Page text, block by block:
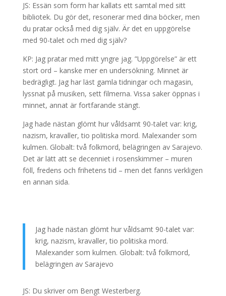
JS: Essän som form har kallats ett samtal med sitt
bibliotek. Du gör det, resonerar med dina böcker, men
du pratar också med dig själv. Är det en uppgörelse
med 90-talet och med dig själv?
KP: Jag pratar med mitt yngre jag. ”Uppgörelse” är ett
stort ord – kanske mer en undersökning. Minnet är
bedrägligt. Jag har läst gamla tidningar och magasin,
lyssnat på musiken, sett filmerna. Vissa saker öppnas i
minnet, annat är fortfarande stängt.
Jag hade nästan glömt hur våldsamt 90-talet var: krig,
nazism, kravaller, tio politiska mord. Malexander som
kulmen. Globalt: två folkmord, belägringen av Sarajevo.
Det är lätt att se decenniet i rosenskimmer – muren
föll, fredens och frihetens tid – men det fanns verkligen
en annan sida.
Jag hade nästan glömt hur våldsamt 90-talet var:
krig, nazism, kravaller, tio politiska mord.
Malexander som kulmen. Globalt: två folkmord,
belägringen av Sarajevo
JS: Du skriver om Bengt Westerberg.